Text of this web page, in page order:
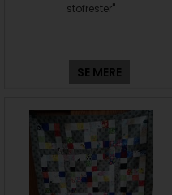
stofrester"
SE MERE